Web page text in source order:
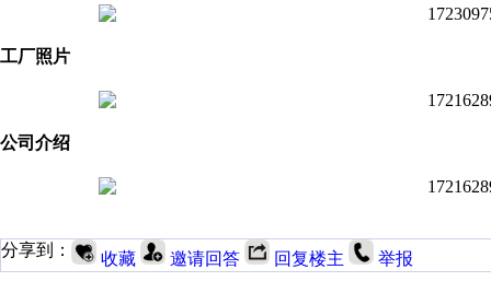
工厂照片
公司介绍
分享到： 收藏 邀请回答 回复楼主 举报